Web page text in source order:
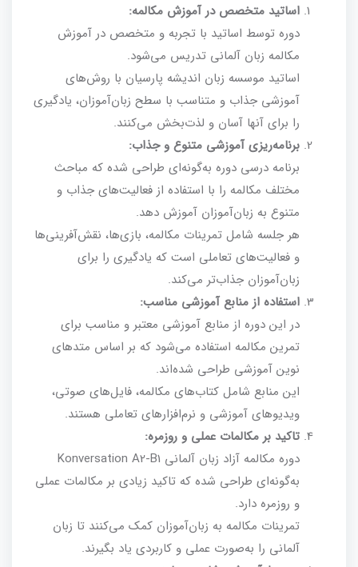
اساتید متخصص در آموزش مکالمه:
دوره توسط اساتید با تجربه و متخصص در آموزش
مکالمه زبان آلمانی تدریس می‌شود.
اساتید موسسه زبان اندیشه پارسیان با روش‌های
آموزشی جذاب و متناسب با سطح زبان‌آموزان، یادگیری
را برای آنها آسان و لذت‌بخش می‌کنند.
برنامه‌ریزی آموزشی متنوع و جذاب:
برنامه درسی دوره به‌گونه‌ای طراحی شده که مباحث
مختلف مکالمه را با استفاده از فعالیت‌های جذاب و
متنوع به زبان‌آموزان آموزش دهد.
هر جلسه شامل تمرینات مکالمه، بازی‌ها، نقش‌آفرینی‌ها
و فعالیت‌های تعاملی است که یادگیری را برای
زبان‌آموزان جذاب‌تر می‌کند.
استفاده از منابع آموزشی مناسب:
در این دوره از منابع آموزشی معتبر و مناسب برای
تمرین مکالمه استفاده می‌شود که بر اساس متدهای
نوین آموزشی طراحی شده‌اند.
این منابع شامل کتاب‌های مکالمه، فایل‌های صوتی،
ویدیوهای آموزشی و نرم‌افزارهای تعاملی هستند.
تاکید بر مکالمات عملی و روزمره:
دوره مکالمه آزاد زبان آلمانی Konversation A2-B1
به‌گونه‌ای طراحی شده که تاکید زیادی بر مکالمات عملی
و روزمره دارد.
تمرینات مکالمه به زبان‌آموزان کمک می‌کنند تا زبان
آلمانی را به‌صورت عملی و کاربردی یاد بگیرند.